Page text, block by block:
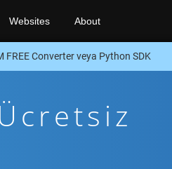
Websites About
Converter veya Python SDK